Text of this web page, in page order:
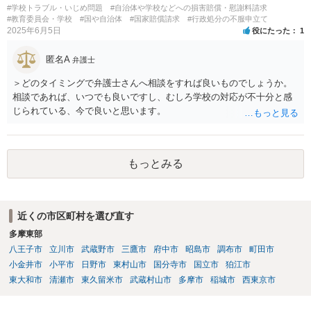
#学校トラブル・いじめ問題
#自治体や学校などへの損害賠償・慰謝料請求
#教育委員会・学校
#国や自治体 #国家賠償請求 #行政処分の不服申立て
2025年6月5日 役にたった 1
匿名A 弁護士
＞どのタイミングで弁護士さんへ相談をすれば良いものでしょうか。
相談であれば、いつでも良いですし、むしろ学校の対応が不十分と感
じられている、今で良いと思います。
もっとみる
近くの市区町村を選び直す
多摩東部
八王子市
立川市 武蔵野市 三鷹市 府中市 昭島市 調布市
町田市
小金井市
小平市 日野市 東村山市 国分寺市 国立市
狛江市
東大和市
清瀬市 東久留米市 武蔵村山市 多摩市 稲城市 西東京市